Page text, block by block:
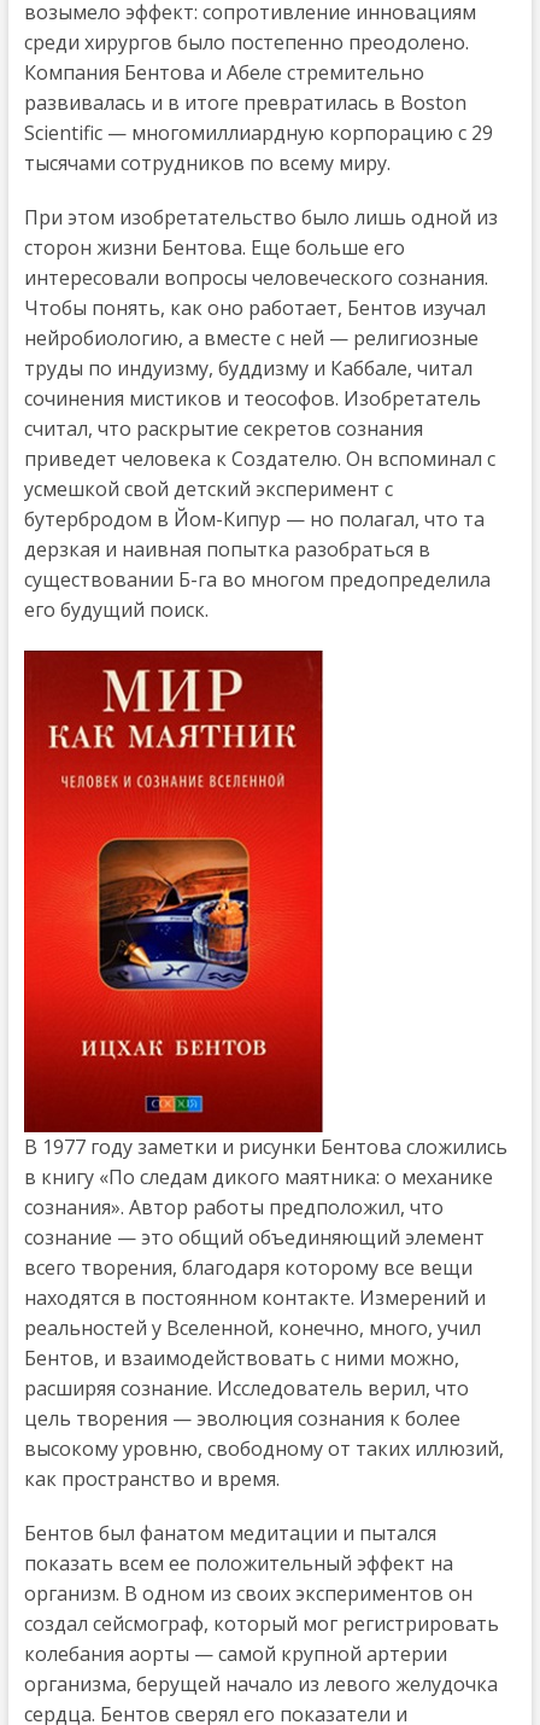
возымело эффект: сопротивление инновациям
среди хирургов было постепенно преодолено.
Компания Бентова и Абеле стремительно
развивалась и в итоге превратилась в Boston
Scientific — многомиллиардную корпорацию с 29
тысячами сотрудников по всему миру.
При этом изобретательство было лишь одной из
сторон жизни Бентова. Еще больше его
интересовали вопросы человеческого сознания.
Чтобы понять, как оно работает, Бентов изучал
нейробиологию, а вместе с ней — религиозные
труды по индуизму, буддизму и Каббале, читал
сочинения мистиков и теософов. Изобретатель
считал, что раскрытие секретов сознания
приведет человека к Создателю. Он вспоминал с
усмешкой свой детский эксперимент с
бутербродом в Йом-Кипур — но полагал, что та
дерзкая и наивная попытка разобраться в
существовании Б-га во многом предопределила
его будущий поиск.
В 1977 году заметки и рисунки Бентова сложились
в книгу «По следам дикого маятника: о механике
сознания». Автор работы предположил, что
сознание — это общий объединяющий элемент
всего творения, благодаря которому все вещи
находятся в постоянном контакте. Измерений и
реальностей у Вселенной, конечно, много, учил
Бентов, и взаимодействовать с ними можно,
расширяя сознание. Исследователь верил, что
цель творения — эволюция сознания к более
высокому уровню, свободному от таких иллюзий,
как пространство и время.
Бентов был фанатом медитации и пытался
показать всем ее положительный эффект на
организм. В одном из своих экспериментов он
создал сейсмограф, который мог регистрировать
колебания аорты — самой крупной артерии
организма, берущей начало из левого желудочка
сердца. Бентов сверял его показатели и